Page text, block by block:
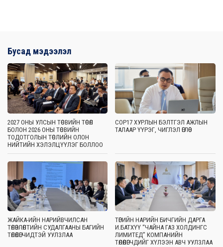
Бусад мэдээлэл
2027 ОНЫ УЛСЫН ТӨСВИЙН ТӨСӨЛ
БОЛОН 2026 ОНЫ ТӨСВИЙН
ТОДОТГОЛЫН ТӨСЛИЙН ОЛОН
НИЙТИЙН ХЭЛЭЛЦҮҮЛЭГ БОЛЛОО
COP17 ХУРЛЫН БЭЛТГЭЛ АЖЛЫН
ТАЛААР ҮҮРЭГ, ЧИГЛЭЛ ӨГЛӨӨ
ЖАЙКА-ИЙН НАРИЙВЧИЛСАН
ТӨЛӨВЛӨЛТИЙН СУДАЛГААНЫ БАГИЙН
ТӨЛӨӨЛӨГЧИДТЭЙ УУЛЗЛАА
ТӨРИЙН НАРИЙН БИЧГИЙН ДАРГА
И.БАТХҮҮ “ЧАЙНА ГАЗ ХОЛДИНГС
ЛИМИТЕД” КОМПАНИЙН
ТӨЛӨӨЛӨГЧДИЙГ ХҮЛЭЭН АВЧ УУЛЗЛАА